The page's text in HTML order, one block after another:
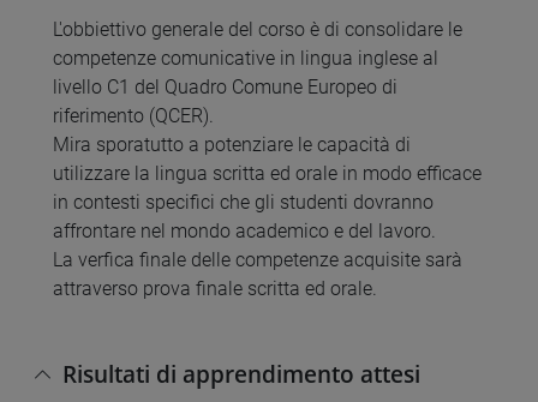
L'obbiettivo generale del corso è di consolidare le
competenze comunicative in lingua inglese al
livello C1 del Quadro Comune Europeo di
riferimento (QCER).
Mira sporatutto a potenziare le capacità di
utilizzare la lingua scritta ed orale in modo efficace
in contesti specifici che gli studenti dovranno
affrontare nel mondo academico e del lavoro.
La verfica finale delle competenze acquisite sarà
attraverso prova finale scritta ed orale.
Risultati di apprendimento attesi